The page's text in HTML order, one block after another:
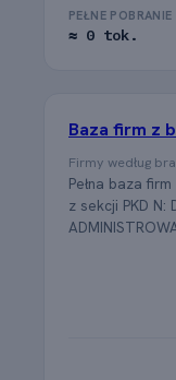
PEŁNE POBRANIE
≈ 0 tok.
Baza firm z
Firmy według
Pełna baza
z sekcji PKD N: